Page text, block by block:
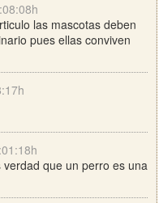
las mascotas deben
pues ellas conviven
que un perro es una